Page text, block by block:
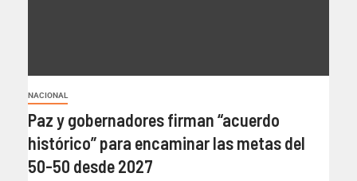
NACIONAL
Paz y gobernadores firman “acuerdo
histórico” para encaminar las metas del
50-50 desde 2027